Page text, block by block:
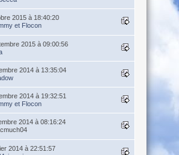
2015 à 18:40:20
et Flocon
2015 à 09:00:56
2014 à 13:35:04
2014 à 19:32:51
et Flocon
2014 à 08:16:24
2014 à 22:51:57